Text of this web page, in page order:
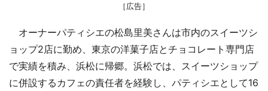
［広告］
オーナーパティシエの松島里美さんは市内のスイーツシ
ョップ2店に勤め、東京の洋菓子店とチョコレート専門店
で実績を積み、浜松に帰郷。浜松では、スイーツショップ
に併設するカフェの責任者を経験し、パティシエとして16